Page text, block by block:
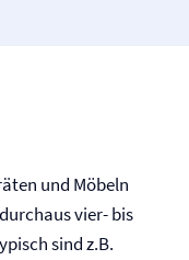
und Möbeln
vier- bis
sind z.B.